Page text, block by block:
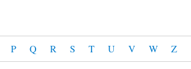
P Q R S T U V W Z